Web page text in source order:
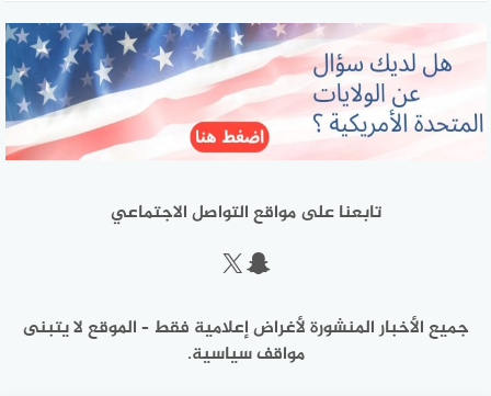
تابعنا على مواقع التواصل الاجتماعي
سناب شات
إكس
جميع الأخبار المنشورة لأغراض إعلامية فقط – الموقع لا يتبنى
مواقف سياسية.